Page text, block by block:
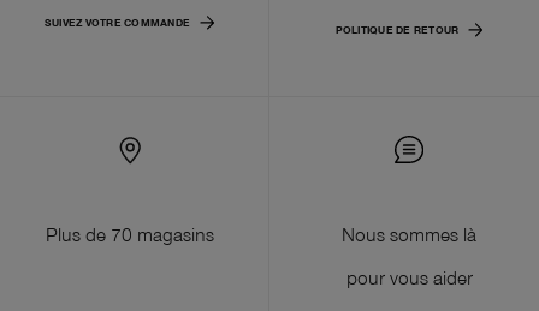
SUIVEZ VOTRE COMMANDE
POLITIQUE DE RETOUR
Plus de 70 magasins
Nous sommes là
pour vous aider